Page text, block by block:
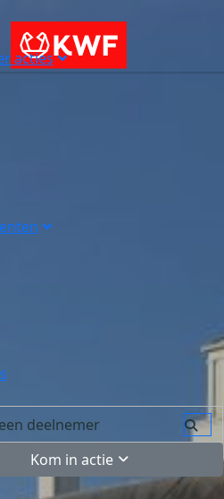
acties
Kom in actie